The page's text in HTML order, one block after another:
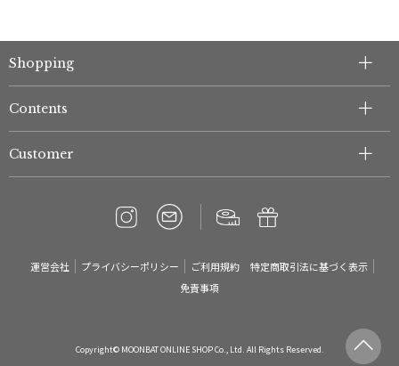
Shopping
Contents
Customer
運営会社 プライバシーポリシー ご利用規約
特定商取引法に基づく表示
免責事項
Copyright© MOONBAT ONLINE SHOP Co., Ltd. All Rights Reserved.